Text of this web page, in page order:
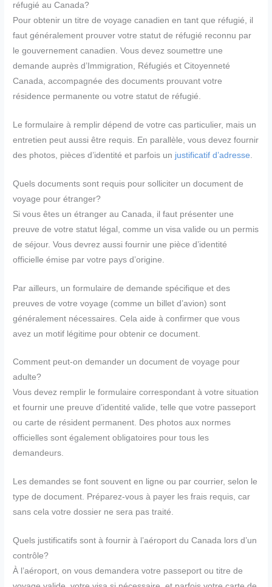
réfugié au Canada?
Pour obtenir un titre de voyage canadien en tant que réfugié, il
faut généralement prouver votre statut de réfugié reconnu par
le gouvernement canadien. Vous devez soumettre une
demande auprès d’Immigration, Réfugiés et Citoyenneté
Canada, accompagnée des documents prouvant votre
résidence permanente ou votre statut de réfugié.
Le formulaire à remplir dépend de votre cas particulier, mais un
entretien peut aussi être requis. En parallèle, vous devez fournir
des photos, pièces d’identité et parfois un justificatif d’adresse
Quels documents sont requis pour solliciter un document de
voyage pour étranger?
Si vous êtes un étranger au Canada, il faut présenter une
preuve de votre statut légal, comme un visa valide ou un permis
de séjour. Vous devrez aussi fournir une pièce d’identité
officielle émise par votre pays d’origine.
Par ailleurs, un formulaire de demande spécifique et des
preuves de votre voyage (comme un billet d’avion) sont
généralement nécessaires. Cela aide à confirmer que vous
avez un motif légitime pour obtenir ce document.
Comment peut-on demander un document de voyage pour
adulte?
Vous devez remplir le formulaire correspondant à votre situation
et fournir une preuve d’identité valide, telle que votre passeport
ou carte de résident permanent. Des photos aux normes
officielles sont également obligatoires pour tous les
demandeurs.
Les demandes se font souvent en ligne ou par courrier, selon le
type de document. Préparez-vous à payer les frais requis, car
sans cela votre dossier ne sera pas traité.
Quels justificatifs sont à fournir à l’aéroport du Canada lors d’un
contrôle?
À l’aéroport, on vous demandera votre passeport ou titre de